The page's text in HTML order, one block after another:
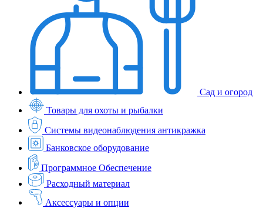
Сад и огород
Товары для охоты и рыбалки
Системы видеонаблюдения антикражка
Банковское оборудование
Программное Обеспечение
Расходный материал
Аксессуары и опции